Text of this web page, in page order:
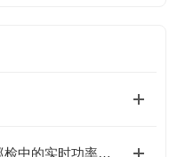
美国NK手持式风速仪在风机叶片巡检中的实时功率预测实践